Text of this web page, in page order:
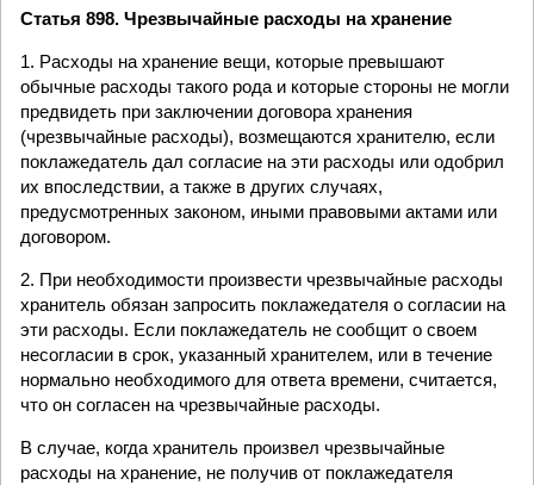
Статья 898. Чрезвычайные расходы на хранение
1. Расходы на хранение вещи, которые превышают
обычные расходы такого рода и которые стороны не могли
предвидеть при заключении договора хранения
(чрезвычайные расходы), возмещаются хранителю, если
поклажедатель дал согласие на эти расходы или одобрил
их впоследствии, а также в других случаях,
предусмотренных законом, иными правовыми актами или
договором.
2. При необходимости произвести чрезвычайные расходы
хранитель обязан запросить поклажедателя о согласии на
эти расходы. Если поклажедатель не сообщит о своем
несогласии в срок, указанный хранителем, или в течение
нормально необходимого для ответа времени, считается,
что он согласен на чрезвычайные расходы.
В случае, когда хранитель произвел чрезвычайные
расходы на хранение, не получив от поклажедателя